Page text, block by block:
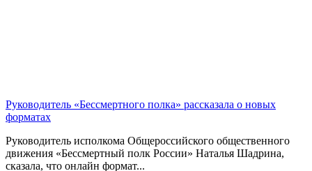
Руководитель «Бессмертного полка» рассказала о новых
форматах
Руководитель исполкома Общероссийского общественного
движения «Бессмертный полк России» Наталья Шадрина,
сказала, что онлайн формат...